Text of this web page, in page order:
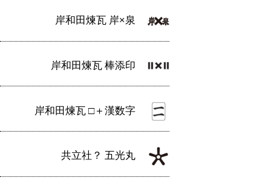
岸和田煉瓦 岸×泉
岸和田煉瓦 棒添印
岸和田煉瓦 □＋漢数字
共立社？ 五光丸